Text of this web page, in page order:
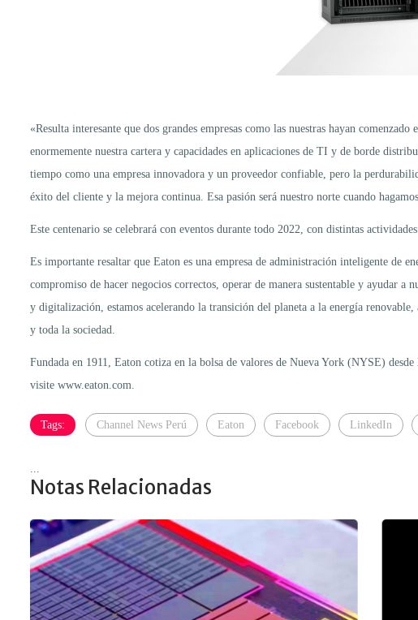
«Resulta interesante que dos grandes empresas como las nuestras hayan
enormemente nuestra cartera y capacidades en aplicaciones de TI y de borde
tiempo como una empresa innovadora y un proveedor confiable, pero la
éxito del cliente y la mejora continua. Esa pasión será nuestro norte cuando
Este centenario se celebrará con eventos durante todo 2022, con distintas
Es importante resaltar que Eaton es una empresa de administración inteligente de
compromiso de hacer negocios correctos, operar de manera sustentable y ayudar
y digitalización, estamos acelerando la transición del planeta a la energía
y toda la sociedad.
Fundada en 1911, Eaton cotiza en la bolsa de valores de Nueva York (NYSE)
visite www.eaton.com.
Tags: Channel News Perú Eaton Facebook LinkedIn
Notas Relacionadas